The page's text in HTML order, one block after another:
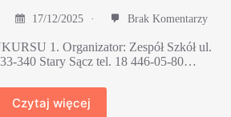
17/12/2025 Brak Komentarzy
1. Organizator: Zespół Szkół ul.
340 Stary Sącz tel. 18 446-05-80…
Czytaj więcej